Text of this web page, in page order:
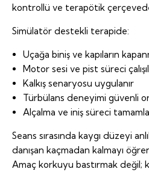
kontrollü ve terapötik
Simülatör destekli terapide:
Uçağa biniş ve kapıların
Motor sesi ve pist süreci
Kalkış senaryosu uygulanır
Türbülans deneyimi güvenli
Alçalma ve iniş süreci
Seans sırasında kaygı düzeyi
danışan kaçmadan kalmayı
Amaç korkuyu bastırmak değil;